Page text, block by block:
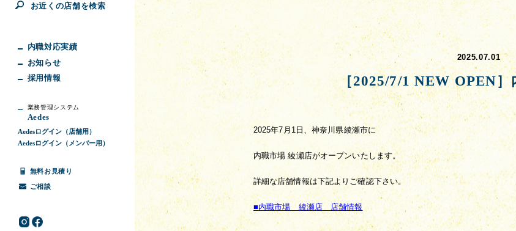
お近くの店舗を検索
内職対応実績
お知らせ
採用情報
業務管理システム
Aedes
Aedesログイン（店舗用）
Aedesログイン（メンバー用）
無料お見積り
ご相談
2025.07.01
［2025/7/1 NEW OPEN］
2025年7月1日、神奈川県綾瀬市に
内職市場 綾瀬店がオープンいたします。
詳細な店舗情報は下記よりご確認下さい。
■内職市場　綾瀬店　店舗情報